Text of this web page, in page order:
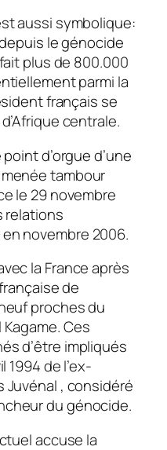
aussi symbolique:
le génocide
plus de 800.000
parmi la
français se
centrale.
d’orgue d’une
tambour
le 29 novembre
relations
novembre 2006.
la France après
de
proches du
Ces
d’être impliqués
1994 de l’ex-
, considéré
du génocide.
accuse la